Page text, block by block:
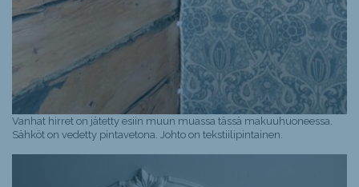
Vanhat hirret on jätetty esiin muun muassa tässä makuuhuoneessa.
Sähköt on vedetty pintavetona. Johto on tekstiilipintainen.